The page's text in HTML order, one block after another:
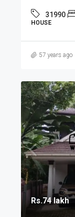
31990
HOUSE
57 years ago
Rs.74 lakh